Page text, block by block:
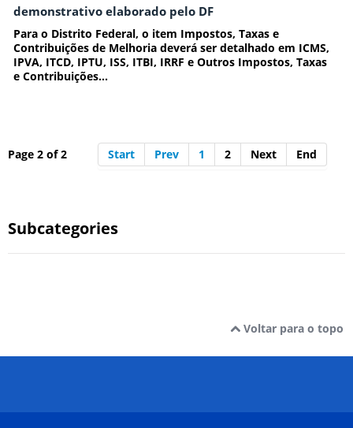
demonstrativo elaborado pelo DF
Para o Distrito Federal, o item Impostos, Taxas e
Contribuições de Melhoria deverá ser detalhado em ICMS,
IPVA, ITCD, IPTU, ISS, ITBI, IRRF e Outros Impostos, Taxas
e Contribuições...
Page 2 of 2 Start Prev 1 2 Next End
Subcategories
Voltar para o topo